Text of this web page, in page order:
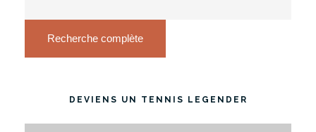
Recherche complète
DEVIENS UN TENNIS LEGENDER